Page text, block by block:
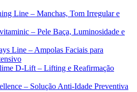
Line – Manchas, Tom Irregular e
– Pele Baça, Luminosidade e
Line – Ampolas Faciais para
D-Lift – Lifting e Reafirmação
– Solução Anti-Idade Preventiva